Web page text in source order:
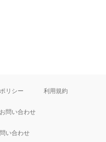
リシー 利用規約
問い合わせ
い合わせ